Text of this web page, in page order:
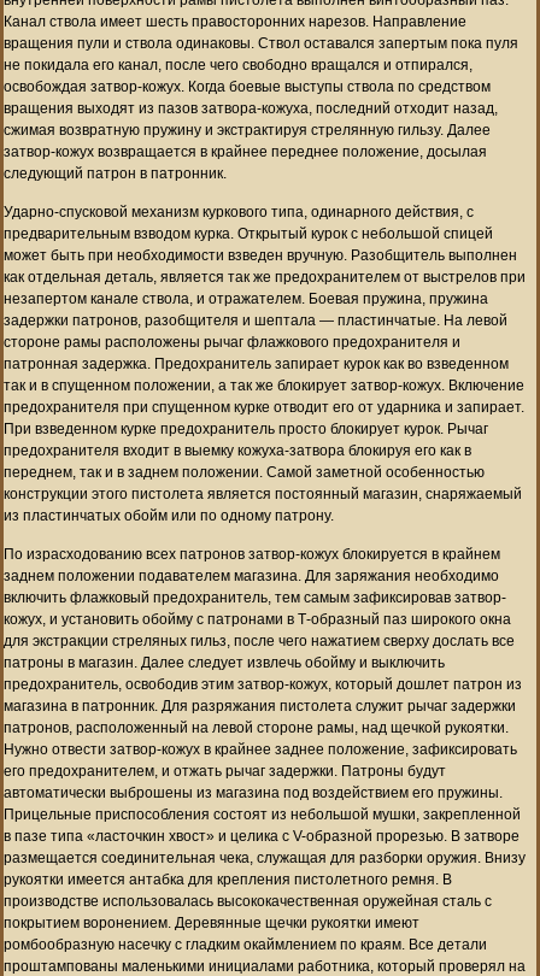
Канал ствола имеет шесть правосторонних нарезов. Направление
вращения пули и ствола одинаковы. Ствол оставался запертым пока пуля
не покидала его канал, после чего свободно вращался и отпирался,
освобождая затвор-кожух. Когда боевые выступы ствола по средством
вращения выходят из пазов затвора-кожуха, последний отходит назад,
сжимая возвратную пружину и экстрактируя стрелянную гильзу. Далее
затвор-кожух возвращается в крайнее переднее положение, досылая
следующий патрон в патронник.
Ударно-спусковой механизм куркового типа, одинарного действия, с
предварительным взводом курка. Открытый курок с небольшой спицей
может быть при необходимости взведен вручную. Разобщитель выполнен
как отдельная деталь, является так же предохранителем от выстрелов при
незапертом канале ствола, и отражателем. Боевая пружина, пружина
задержки патронов, разобщителя и шептала — пластинчатые. На левой
стороне рамы расположены рычаг флажкового предохранителя и
патронная задержка. Предохранитель запирает курок как во взведенном
так и в спущенном положении, а так же блокирует затвор-кожух. Включение
предохранителя при спущенном курке отводит его от ударника и запирает.
При взведенном курке предохранитель просто блокирует курок. Рычаг
предохранителя входит в выемку кожуха-затвора блокируя его как в
переднем, так и в заднем положении. Самой заметной особенностью
конструкции этого пистолета является постоянный магазин, снаряжаемый
из пластинчатых обойм или по одному патрону.
По израсходованию всех патронов затвор-кожух блокируется в крайнем
заднем положении подавателем магазина. Для заряжания необходимо
включить флажковый предохранитель, тем самым зафиксировав затвор-
кожух, и установить обойму с патронами в Т-образный паз широкого окна
для экстракции стреляных гильз, после чего нажатием сверху дослать все
патроны в магазин. Далее следует извлечь обойму и выключить
предохранитель, освободив этим затвор-кожух, который дошлет патрон из
магазина в патронник. Для разряжания пистолета служит рычаг задержки
патронов, расположенный на левой стороне рамы, над щечкой рукоятки.
Нужно отвести затвор-кожух в крайнее заднее положение, зафиксировать
его предохранителем, и отжать рычаг задержки. Патроны будут
автоматически выброшены из магазина под воздействием его пружины.
Прицельные приспособления состоят из небольшой мушки, закрепленной
в пазе типа «ласточкин хвост» и целика с V-образной прорезью. В затворе
размещается соединительная чека, служащая для разборки оружия. Внизу
рукоятки имеется антабка для крепления пистолетного ремня. В
производстве использовалась высококачественная оружейная сталь с
покрытием воронением. Деревянные щечки рукоятки имеют
ромбообразную насечку с гладким окаймлением по краям. Все детали
проштампованы маленькими инициалами работника, который проверял на